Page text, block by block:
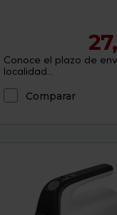
Conoce el plazo de
localidad...
Comparar